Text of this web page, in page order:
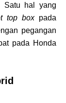
Satu hal yang
top boxpada
pegangan
pada Honda